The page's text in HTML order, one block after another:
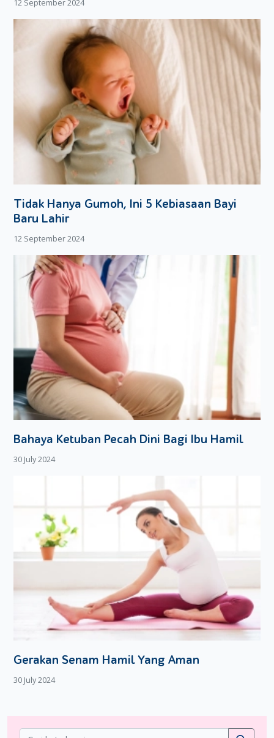
12 September 2024
Tidak Hanya Gumoh, Ini 5 Kebiasaan Bayi
Baru Lahir
12 September 2024
Bahaya Ketuban Pecah Dini Bagi Ibu Hamil
30 July 2024
Gerakan Senam Hamil Yang Aman
30 July 2024